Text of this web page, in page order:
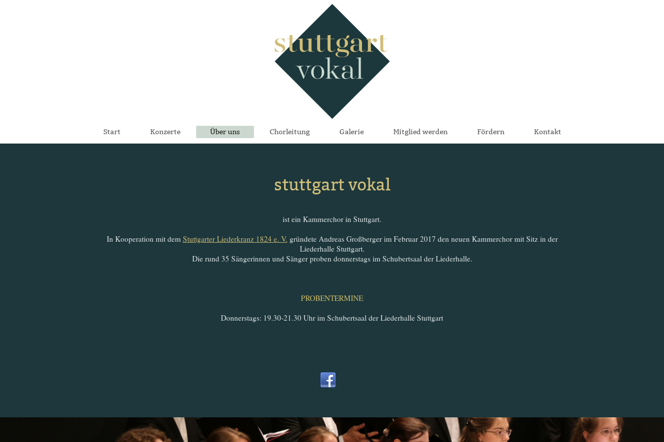
Start Konzerte Über uns Chorleitung Galerie Mitglied werden Fördern Kontakt
stuttgart vokal
ist ein Kammerchor in Stuttgart.
In Kooperation mit dem Stuttgarter Liederkranz 1824 e. V. gründete Andreas Großberger im Februar 2017 den neuen Kammerchor mit Sitz in der
Liederhalle Stuttgart.
Die rund 35 Sängerinnen und Sänger proben donnerstags im Schubertsaal der Liederhalle.
PROBENTERMINE
Donnerstags: 19.30-21.30 Uhr im Schubertsaal der Liederhalle Stuttgart